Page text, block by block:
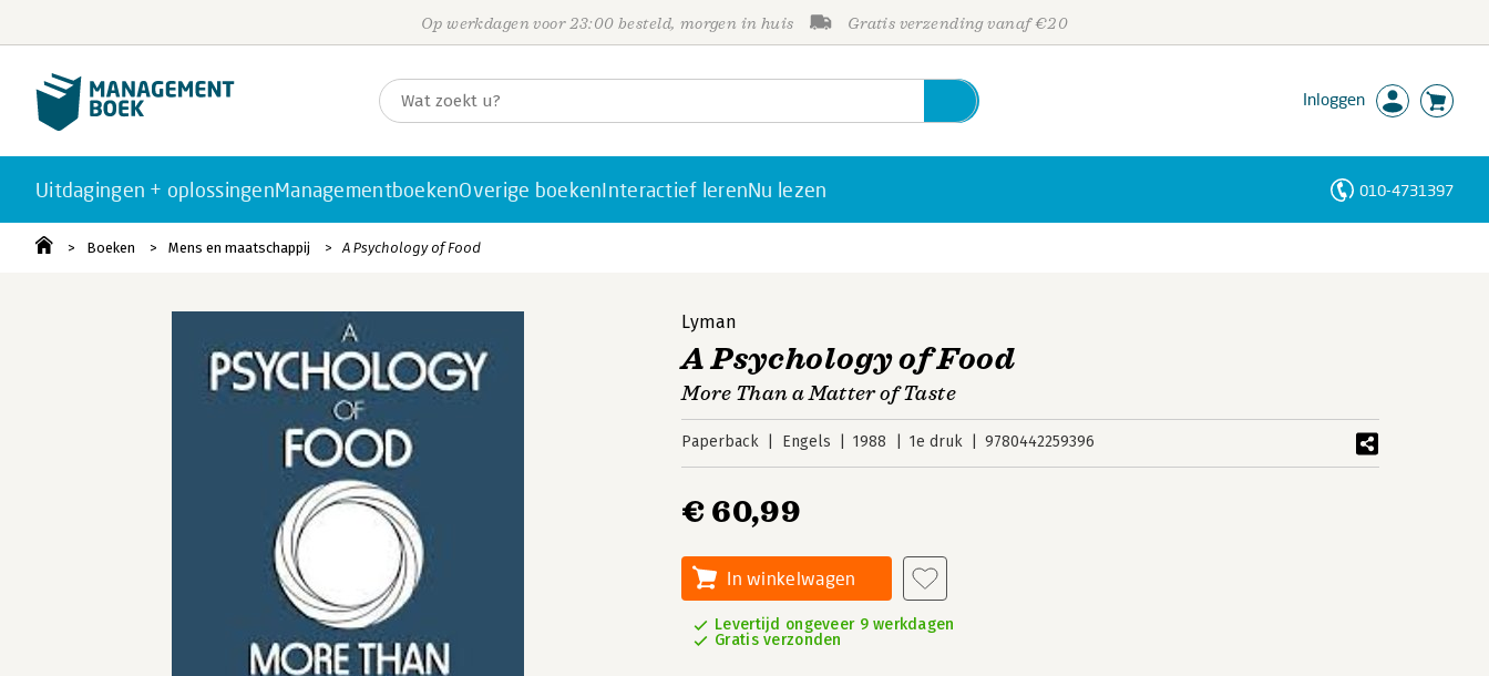
Op werkdagen voor 23:00 besteld, morgen in huis Gratis verzending vanaf €20
Inloggen
Uitdagingen + oplossingenManagementboekenOverige boekenInteractief lerenNu lezen 010-4731397
Boeken Mens en maatschappij A Psychology of Food
Lyman
A Psychology of Food
More Than a Matter of Taste
Paperback Engels 1988 1e druk 9780442259396
€ 60,99
In winkelwagen
Levertijd ongeveer 9 werkdagen
Gratis verzonden
Personen